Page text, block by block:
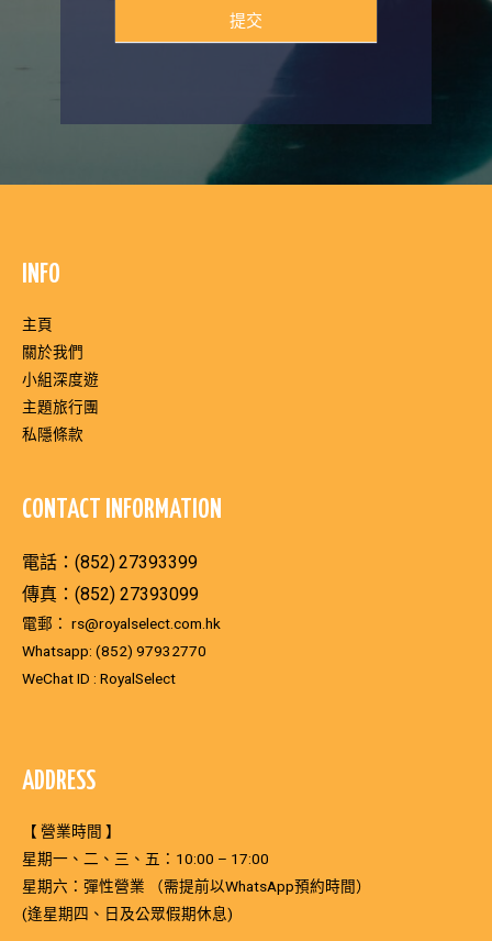
提交
INFO
主頁
關於我們
小組深度遊
主題旅行團
私隱條款
CONTACT INFORMATION
電話：(852)27393399
傳真：(852) 27393099
電郵： rs@royalselect.com.hk
Whatsapp: (852) 97932770
WeChat ID : RoyalSelect
ADDRESS
【 營業時間 】
星期一、二、三、五：10:00 – 17:00
星期六：彈性營業 （需提前以WhatsApp預約時間）
(逢星期四、日及公眾假期休息)